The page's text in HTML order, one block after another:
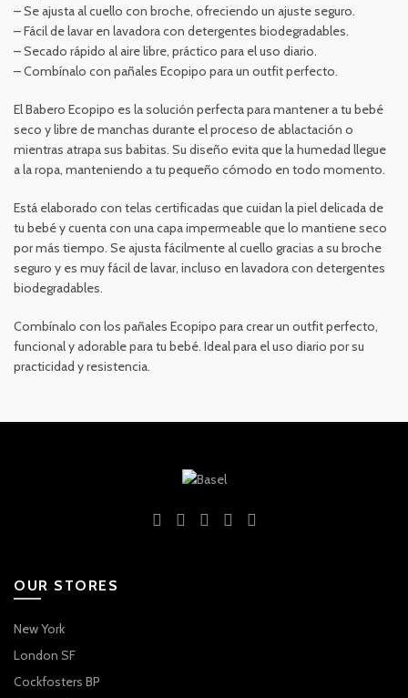
– Se ajusta al cuello con broche, ofreciendo un ajuste seguro.
– Fácil de lavar en lavadora con detergentes biodegradables.
– Secado rápido al aire libre, práctico para el uso diario.
– Combínalo con pañales Ecopipo para un outfit perfecto.
El Babero Ecopipo es la solución perfecta para mantener a tu bebé
seco y libre de manchas durante el proceso de ablactación o
mientras atrapa sus babitas. Su diseño evita que la humedad llegue
a la ropa, manteniendo a tu pequeño cómodo en todo momento.
Está elaborado con telas certificadas que cuidan la piel delicada de
tu bebé y cuenta con una capa impermeable que lo mantiene seco
por más tiempo. Se ajusta fácilmente al cuello gracias a su broche
seguro y es muy fácil de lavar, incluso en lavadora con detergentes
biodegradables.
Combínalo con los pañales Ecopipo para crear un outfit perfecto,
funcional y adorable para tu bebé. Ideal para el uso diario por su
practicidad y resistencia.
OUR STORES
New York
London SF
Cockfosters BP